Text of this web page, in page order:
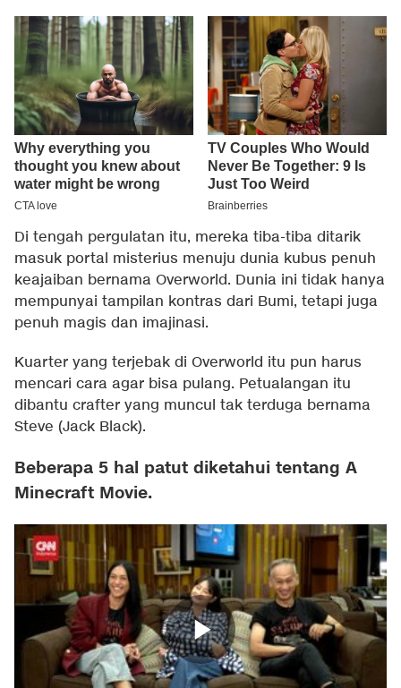
Di tengah pergulatan itu, mereka tiba-tiba ditarik
masuk portal misterius menuju dunia kubus penuh
keajaiban bernama Overworld. Dunia ini tidak hanya
mempunyai tampilan kontras dari Bumi, tetapi juga
penuh magis dan imajinasi.
Kuarter yang terjebak di Overworld itu pun harus
mencari cara agar bisa pulang. Petualangan itu
dibantu crafter yang muncul tak terduga bernama
Steve (Jack Black).
Beberapa 5 hal patut diketahui tentang A
Minecraft Movie.